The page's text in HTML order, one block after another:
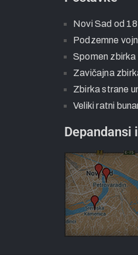
Postavke
Novi Sad od
Podzemne
Spomen zbirka
Zavičajna
Zbirka strane
Depandansi